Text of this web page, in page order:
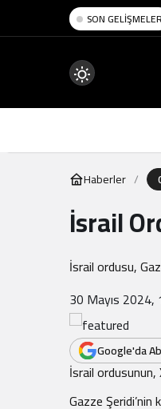
SON GELIŞMELER
Mod
değiştir
Haberler
İsrail
İsrail ordusu,
30 Mayıs 2024,
Google'da
İsrail ordusunun,
Gazze Şeridi’nin